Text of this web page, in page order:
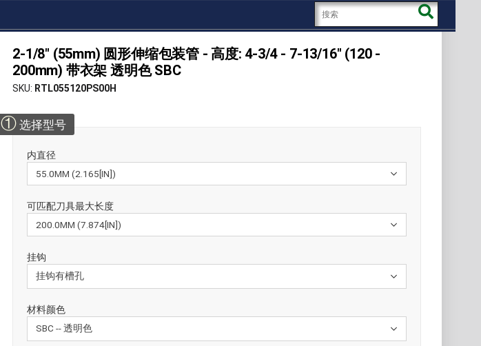
2-1/8" (55mm) 圆形伸缩包装管 - 高度: 4-3/4 - 7-13/16" (120 -
200mm) 带衣架 透明色 SBC
SKU RTL055120PS00H
① 选择型号
内直径
可匹配刀具最大长度
挂钩
材料颜色